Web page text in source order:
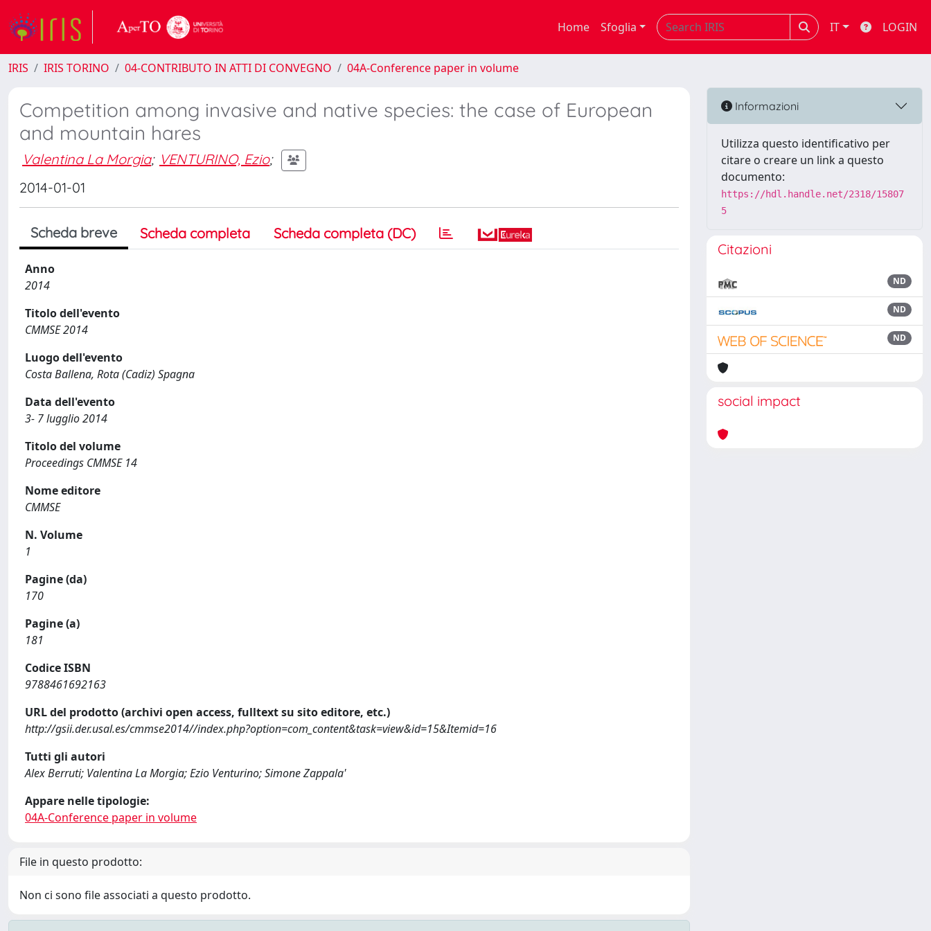
Home Sfoglia IT LOGIN
IRIS IRIS TORINO 04-CONTRIBUTO IN ATTI DI CONVEGNO 04A-Conference paper in volume
Competition among invasive and native species: the case of European
and mountain hares
Valentina La Morgia; VENTURINO, Ezio;
2014-01-01
Scheda breve Scheda completa Scheda completa (DC)
Anno
2014
Titolo dell'evento
CMMSE 2014
Luogo dell'evento
Costa Ballena, Rota (Cadiz) Spagna
Data dell'evento
3- 7 lugglio 2014
Titolo del volume
Proceedings CMMSE 14
Nome editore
CMMSE
N. Volume
1
Pagine (da)
170
Pagine (a)
181
Codice ISBN
9788461692163
URL del prodotto (archivi open access, fulltext su sito editore, etc.)
http://gsii.der.usal.es/cmmse2014//index.php?option=com_content&task=view&id=15&Itemid=16
Tutti gli autori
Alex Berruti; Valentina La Morgia; Ezio Venturino; Simone Zappala'
Appare nelle tipologie:
04A-Conference paper in volume
File in questo prodotto:
Non ci sono file associati a questo prodotto.
Informazioni
Utilizza questo identificativo per
citare o creare un link a questo
documento:
https://hdl.handle.net/2318/15807
5
Citazioni
ND
ND
ND
social impact